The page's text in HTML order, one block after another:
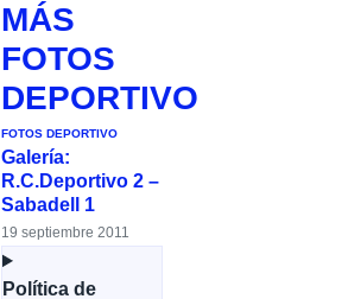
MÁS
FOTOS
DEPORTIVO
FOTOS DEPORTIVO
Galería:
R.C.Deportivo 2 –
Sabadell 1
19 septiembre 2011
Política de